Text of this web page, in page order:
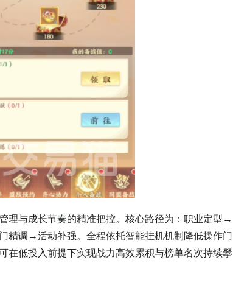
理与成长节奏的精准把控。核心路径为：职业定型→
调→活动补强。全程依托智能挂机机制降低操作门
在低投入前提下实现战力高效累积与榜单名次持续攀